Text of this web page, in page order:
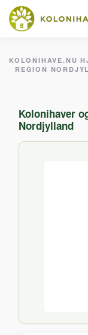
KOLONIHAVE.NU
REGION
Kolonihaver
Nordjylland